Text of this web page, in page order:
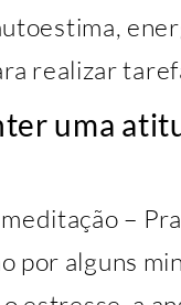
realizar
uma
–
por alguns